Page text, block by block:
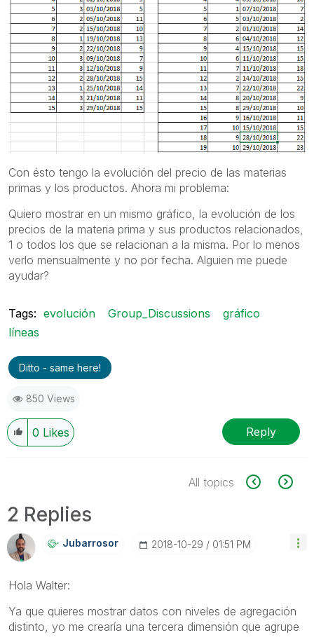
Con ésto tengo la evolución del precio de las materias
primas y los productos. Ahora mi problema:
Quiero mostrar en un mismo gráfico, la evolución de los
precios de la materia prima y sus productos relacionados,
1 o todos los que se relacionan a la misma. Por lo menos
verlo mensualmente y no por fecha. Alguien me puede
ayudar?
Tags: evolución Group_Discussions
gráfico
líneas
Ditto - same here!
850 Views
0 Likes Reply
All topics
2 Replies
Jubarrosor ‎2018-10-29 01:51 PM
Hola Walter:
Ya que quieres mostrar datos con niveles de agregación
distinto, yo me crearía una tercera dimensión que agrupe